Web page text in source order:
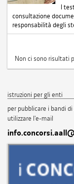
I
consultazione
responsabilità degli
Non ci sono risultati
istruzioni per gli enti
per pubblicare i bandi
utilizzare l'e-mail